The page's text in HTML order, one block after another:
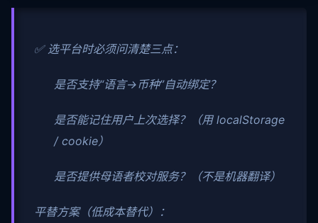
✅ 选平台时必须问清楚三点：
是否支持“语言→币种”自动绑定？
是否能记住用户上次选择？（用 localStorage
/ cookie）
是否提供母语者校对服务？（不是机器翻译）
平替方案（低成本替代）：